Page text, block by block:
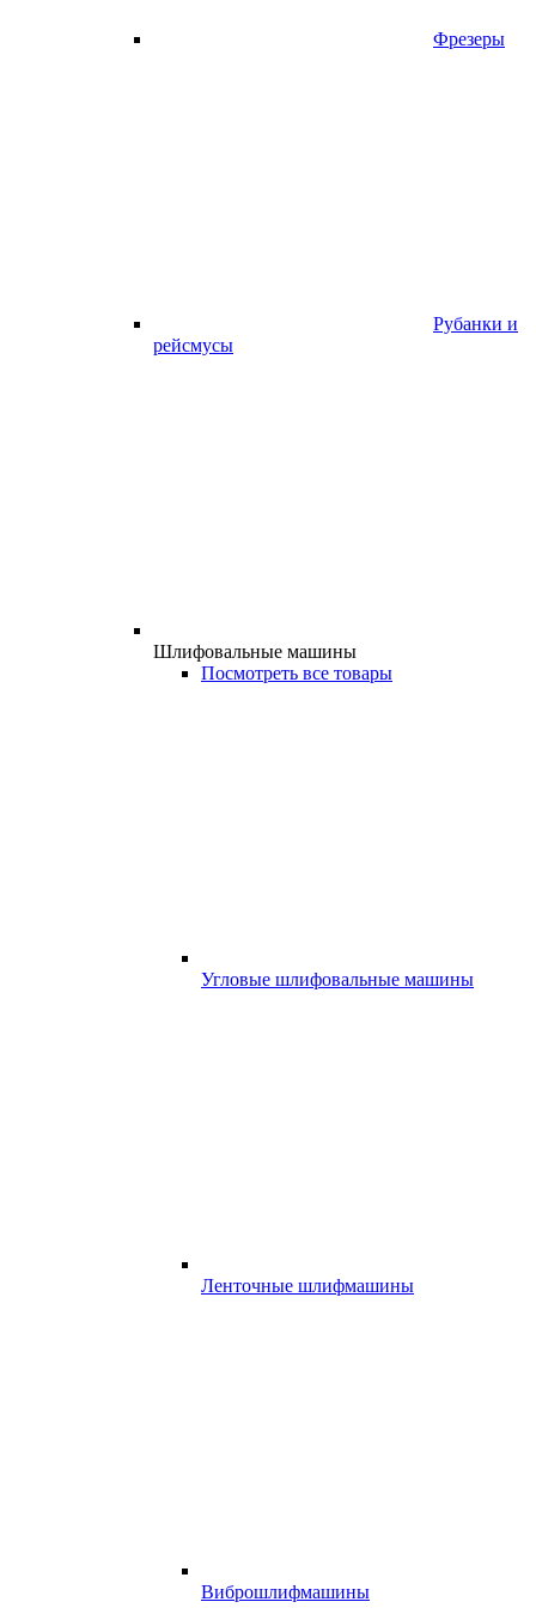
Фрезеры
Рубанки и
рейсмусы
Шлифовальные машины
Посмотреть все товары
Угловые шлифовальные машины
Ленточные шлифмашины
Виброшлифмашины